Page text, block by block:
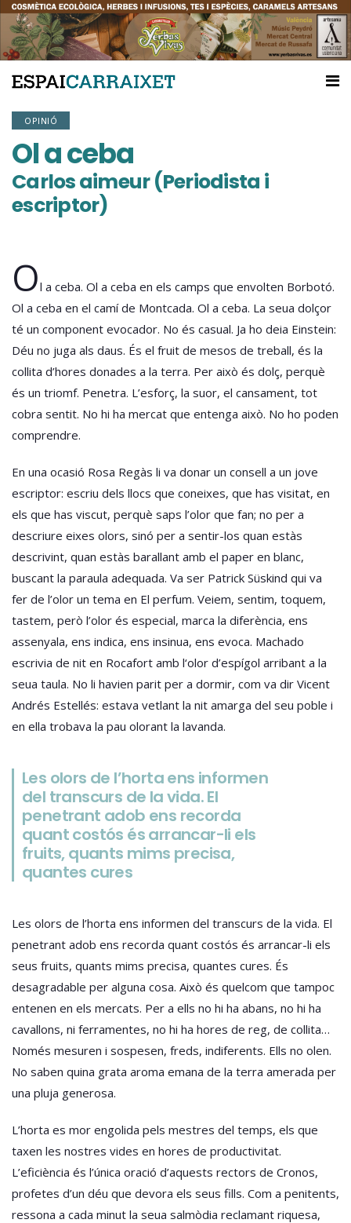
OPINIÓ
Ol a ceba
Carlos aimeur (Periodista i
escriptor)
Ol a ceba. Ol a ceba en els camps que envolten Borbotó.
Ol a ceba en el camí de Montcada. Ol a ceba. La seua dolçor
té un component evocador. No és casual. Ja ho deia Einstein:
Déu no juga als daus. És el fruit de mesos de treball, és la
collita d’hores donades a la terra. Per això és dolç, perquè
és un triomf. Penetra. L’esforç, la suor, el cansament, tot
cobra sentit. No hi ha mercat que entenga això. No ho poden
comprendre.
En una ocasió Rosa Regàs li va donar un consell a un jove
escriptor: escriu dels llocs que coneixes, que has visitat, en
els que has viscut, perquè saps l’olor que fan; no per a
descriure eixes olors, sinó per a sentir-los quan estàs
descrivint, quan estàs barallant amb el paper en blanc,
buscant la paraula adequada. Va ser Patrick Süskind qui va
fer de l’olor un tema en El perfum. Veiem, sentim, toquem,
tastem, però l’olor és especial, marca la diferència, ens
assenyala, ens indica, ens insinua, ens evoca. Machado
escrivia de nit en Rocafort amb l‘olor d’espígol arribant a la
seua taula. No li havien parit per a dormir, com va dir Vicent
Andrés Estellés: estava vetlant la nit amarga del seu poble i
en ella trobava la pau olorant la lavanda.
Les olors de l’horta ens informen
del transcurs de la vida. El
penetrant adob ens recorda
quant costós és arrancar-li els
fruits, quants mims precisa,
quantes cures
Les olors de l’horta ens informen del transcurs de la vida. El
penetrant adob ens recorda quant costós és arrancar-li els
seus fruits, quants mims precisa, quantes cures. És
desagradable per alguna cosa. Això és quelcom que tampoc
entenen en els mercats. Per a ells no hi ha abans, no hi ha
cavallons, ni ferramentes, no hi ha hores de reg, de collita…
Només mesuren i sospesen, freds, indiferents. Ells no olen.
No saben quina grata aroma emana de la terra amerada per
una pluja generosa.
L’horta es mor engolida pels mestres del temps, els que
taxen les nostres vides en hores de productivitat.
L’eficiència és l’única oració d’aquests rectors de Cronos,
profetes d’un déu que devora els seus fills. Com a penitents,
ressona a cada minut la seua salmòdia reclamant riquesa,